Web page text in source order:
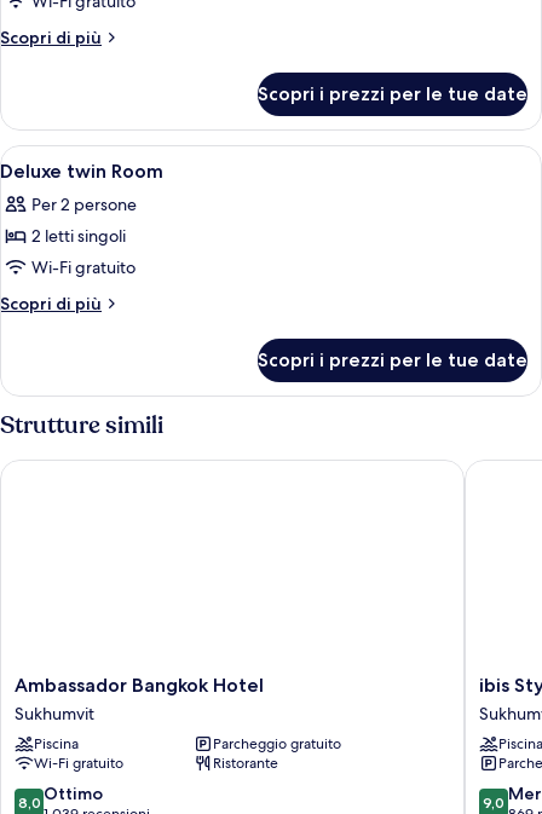
Superior
Scopri di più
Altri
king
Room
Scopri i prezzi per le tue date
Apri
tutte
le
foto
per
Deluxe
Minibar, una cassaforte in camera,
10
Deluxe twin Room
Per 2 persone
2 letti singoli
Wi-Fi gratuito
Scopri di più
Altri
twin
Scopri i prezzi per le tue date
Strutture simili
Ambassador
Bangkok
Hotel
Sukhumvit
Ambassador Bangkok Hotel
Sukhumvit
Piscina
Parcheggio gratuito
Wi-Fi gratuito
Ristorante
8.0
8,0 Ottimo
Ambassador Bangkok Hotel
ibis
Styles
4
ibis
Piscina
9.0
9,0
ibis